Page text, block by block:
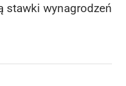
stawki wynagrodzeń